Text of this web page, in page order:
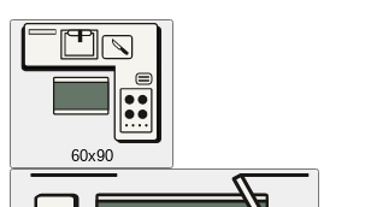
60x90